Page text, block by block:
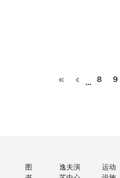
页
… 8 9
图
逸夫演
运动